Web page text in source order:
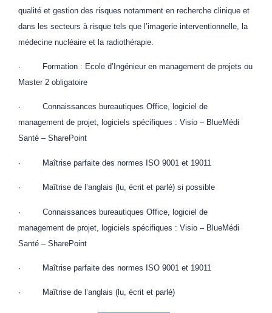
qualité et gestion des risques notamment en recherche clinique et
dans les secteurs à risque tels que l’imagerie interventionnelle, la
médecine nucléaire et la radiothérapie.
· Formation : Ecole d’Ingénieur en management de projets ou
Master 2 obligatoire
· Connaissances bureautiques Office, logiciel de
management de projet, logiciels spécifiques : Visio – BlueMédi
Santé – SharePoint
· Maîtrise parfaite des normes ISO 9001 et 19011
· Maîtrise de l’anglais (lu, écrit et parlé) si possible
· Connaissances bureautiques Office, logiciel de
management de projet, logiciels spécifiques : Visio – BlueMédi
Santé – SharePoint
· Maîtrise parfaite des normes ISO 9001 et 19011
· Maîtrise de l’anglais (lu, écrit et parlé)